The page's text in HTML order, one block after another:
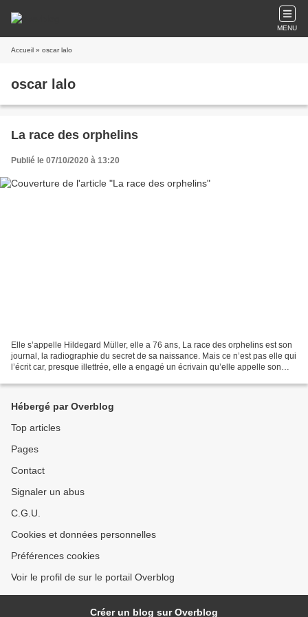
MENU
Accueil » oscar lalo
oscar lalo
La race des orphelins
Publié le 07/10/2020 à 13:20
Elle s’appelle Hildegard Müller, elle a 76 ans, La race des orphelins est son
journal, la radiographie du secret de sa naissance. Mais ce n’est pas elle qui
l’écrit car, presque illettrée, elle a engagé un écrivain qu’elle appelle son
Hébergé par Overblog
Top articles
Pages
Contact
Signaler un abus
C.G.U.
Cookies et données personnelles
Préférences cookies
Voir le profil de sur le portail Overblog
Créer un blog sur Overblog